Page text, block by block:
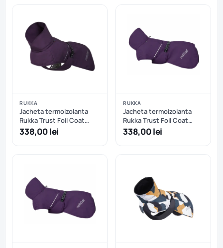
RUKKA
Jacheta termoizolanta
Rukka Trust Foil Coat
Plum - 35 cm
338,00 lei
RUKKA
Jacheta termoizolanta
Rukka Trust Foil Coat
Plum - 40 cm
338,00 lei